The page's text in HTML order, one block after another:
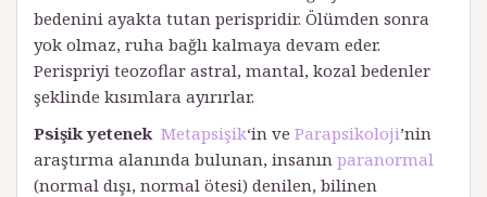
bedenini ayakta tutan perispridir. Ölümden sonra
yok olmaz, ruha bağlı kalmaya devam eder.
Perispriyi teozoflar astral, mantal, kozal bedenler
şeklinde kısımlara ayırırlar.
Psişik yetenek Metapsişik‘in ve Parapsikoloji’nin
araştırma alanında bulunan, insanın paranormal
(normal dışı, normal ötesi) denilen, bilinen